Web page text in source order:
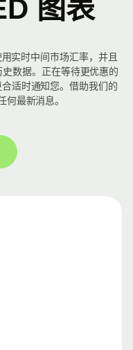
图表
实时中间市场汇率，并且
数据。正在等待更优惠的
适时通知您。借助我们的
最新消息。